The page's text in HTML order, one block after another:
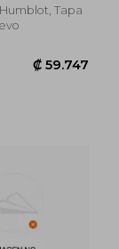
Tapa